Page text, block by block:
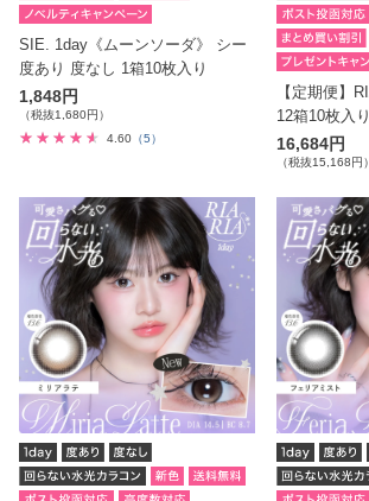
SIE. 1day《ムーンソーダ》 シー
度あり 度なし 1箱10枚入り
1,848円
（税抜1,680円）
4.60 （5）
【定期便】
12箱10枚入
16,684円
（税抜15,168円）